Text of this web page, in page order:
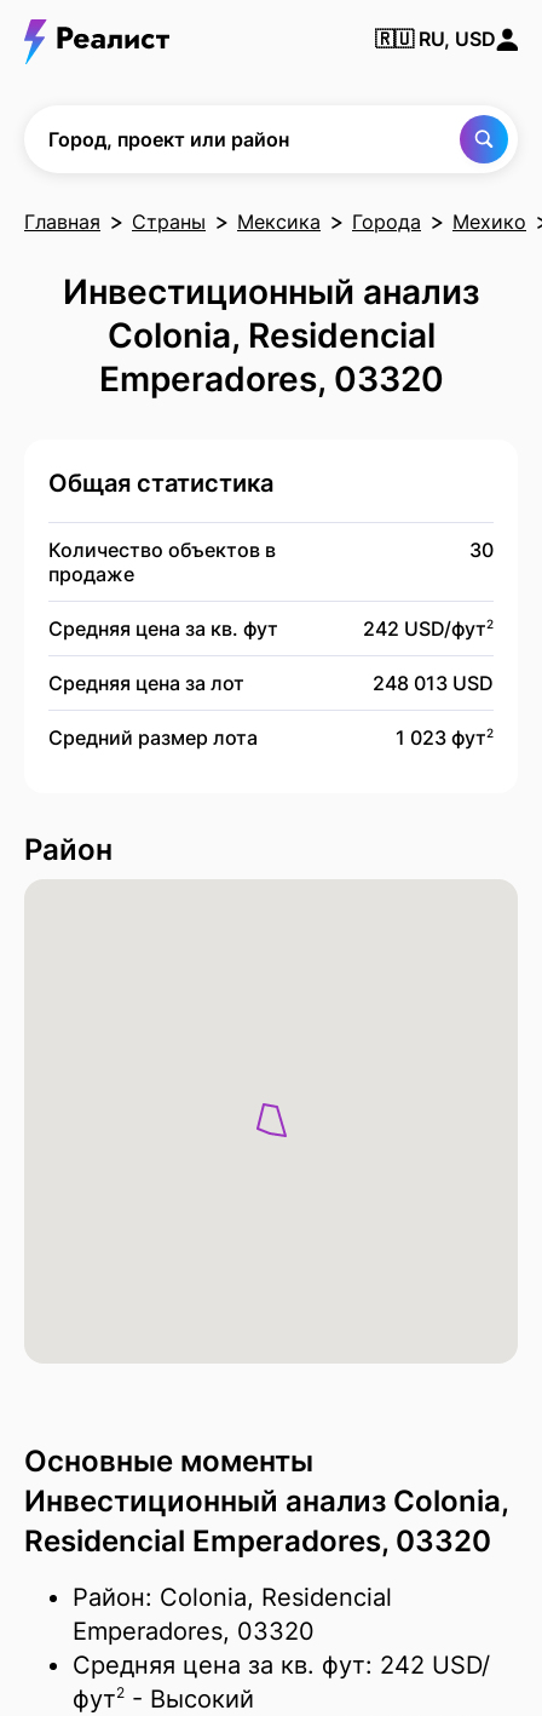
🇷🇺 RU, USD
Город, проект или район
Главная Страны Мексика Города Мехико
Инвестиционный анализ
Colonia, Residencial
Emperadores, 03320
Общая статистика
Количество объектов в
продаже
30
Средняя цена за кв. фут 242 USD/фут2
Средняя цена за лот 248 013 USD
Средний размер лота 1 023 фут2
Район
Основные моменты
Инвестиционный анализ Colonia,
Residencial Emperadores, 03320
Район: Colonia, Residencial
Emperadores, 03320
Средняя цена за кв. фут: 242 USD/
фут2 - Высокий